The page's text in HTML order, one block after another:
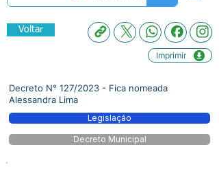
Voltar
Imprimir
Decreto N° 127/2023 - Fica nomeada
Alessandra Lima
Legislação
Decreto Municipal